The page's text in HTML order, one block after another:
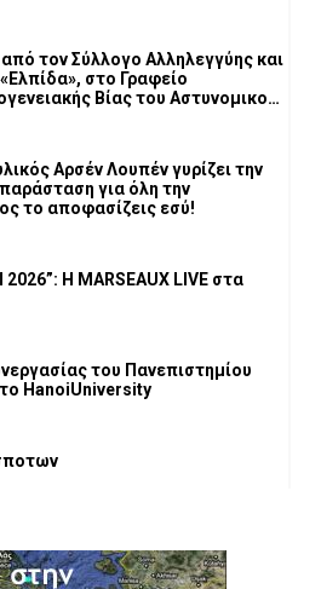
τον Σύλλογο Αλληλεγγύης και
στο Γραφείο
Βίας του Αστυνομικού
Αρσέν Λουπέν γυρίζει την
για όλη την
το τέλος το αποφασίζεις εσύ!
Η MARSEAUX LIVE στα
του Πανεπιστημίου
HanoiUniversity